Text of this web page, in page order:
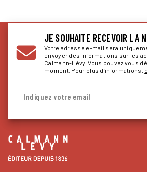
JE SOUHAITE RECEVOIR LA
Votre adresse e-mail sera
envoyer des informations sur les
Calmann-Lévy. Vous pouvez vous
moment. Pour plus d’informations,
Indiquez votre email